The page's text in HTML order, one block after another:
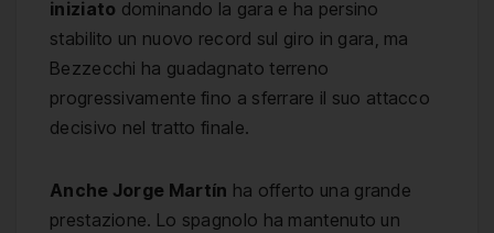
iniziato dominando la gara e ha persino
stabilito un nuovo record sul giro in gara, ma
Bezzecchi ha guadagnato terreno
progressivamente fino a sferrare il suo attacco
decisivo nel tratto finale.
Anche Jorge Martín ha offerto una grande
prestazione. Lo spagnolo ha mantenuto un